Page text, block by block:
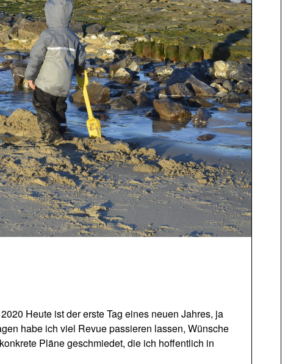
Heute ist der erste Tag eines neuen Jahres, ja
habe ich viel Revue passieren lassen, Wünsche
Pläne geschmiedet, die ich hoffentlich in